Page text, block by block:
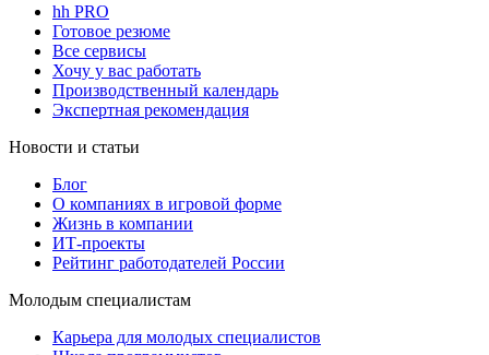
hh PRO
Готовое резюме
Все сервисы
Хочу у вас работать
Производственный календарь
Экспертная рекомендация
Новости и статьи
Блог
О компаниях в игровой форме
Жизнь в компании
ИТ-проекты
Рейтинг работодателей России
Молодым специалистам
Карьера для молодых специалистов